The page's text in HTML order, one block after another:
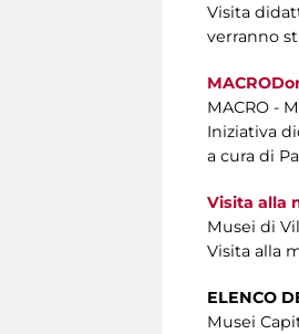
Visita
verranno
MACRO -
Iniziativa
a cura di
Visita alla
Musei di
Visita alla
ELENCO
Musei